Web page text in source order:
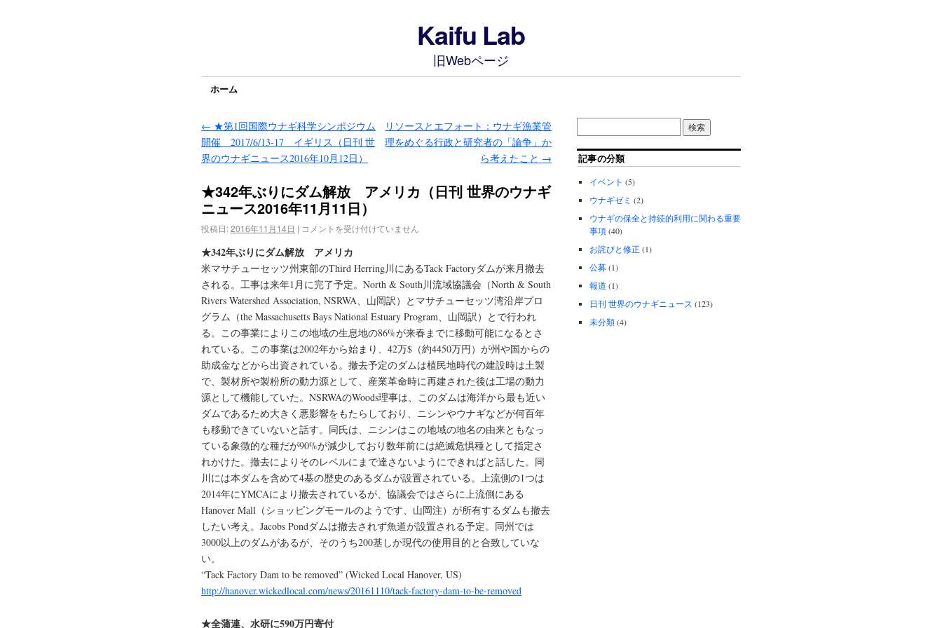
Kaifu Lab
旧Webページ
ホーム
← ★第1回国際ウナギ科学シンポジウム
開催 2017/6/13-17 イギリス（日刊 世
界のウナギニュース2016年10月12日）
リソースとエフォート：ウナギ漁業管
理をめぐる行政と研究者の「論争」か
ら考えたこと →
★342年ぶりにダム解放 アメリカ（日刊 世界のウナギ
ニュース2016年11月11日）
投稿日:2016年11月14日 | コメントを受け付けていません
★342年ぶりにダム解放 アメリカ
米マサチューセッツ州東部のThird Herring川にあるTack Factoryダムが来月撤去
される。工事は来年1月に完了予定。North & South川流域協議会（North & South
Rivers Watershed Association, NSRWA、山岡訳）とマサチューセッツ湾沿岸プロ
グラム（the Massachusetts Bays National Estuary Program、山岡訳）とで行われ
る。この事業によりこの地域の生息地の86%が来春までに移動可能になるとさ
れている。この事業は2002年から始まり、42万$（約4450万円）が州や国からの
助成金などから出資されている。撤去予定のダムは植民地時代の建設時は土製
で、製材所や製粉所の動力源として、産業革命時に再建された後は工場の動力
源として機能していた。NSRWAのWoods理事は、このダムは海洋から最も近い
ダムであるため大きく悪影響をもたらしており、ニシンやウナギなどが何百年
も移動できていないと話す。同氏は、ニシンはこの地域の地名の由来ともなっ
ている象徴的な種だが90%が減少しており数年前には絶滅危惧種として指定さ
れかけた。撤去によりそのレベルにまで達さないようにできればと話した。同
川には本ダムを含めて4基の歴史のあるダムが設置されている。上流側の1つは
2014年にYMCAにより撤去されているが、協議会ではさらに上流側にある
Hanover Mall（ショッピングモールのようです、山岡注）が所有するダムも撤去
したい考え。Jacobs Pondダムは撤去されず魚道が設置される予定。同州では
3000以上のダムがあるが、そのうち200基しか現代の使用目的と合致していな
い。
“Tack Factory Dam to be removed” (Wicked Local Hanover, US)
http://hanover.wickedlocal.com/news/20161110/tack-factory-dam-to-be-removed
★全蒲連、水研に590万円寄付
記事の分類
イベント (5)
ウナギゼミ (2)
ウナギの保全と持続的利用に関わる重要
事項(40)
お詫びと修正 (1)
公募(1)
報道 (1)
日刊 世界のウナギニュース (123)
未分類(4)